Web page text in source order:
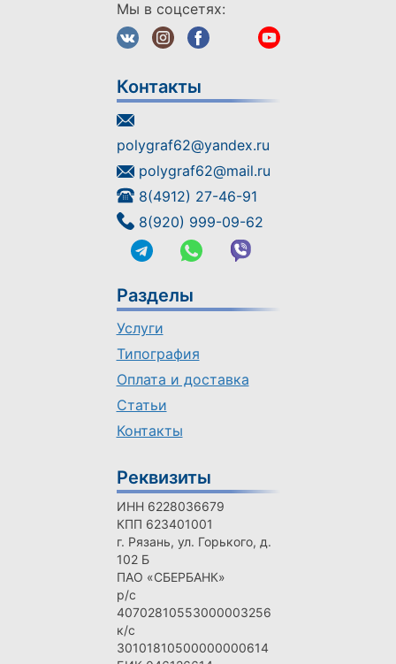
Мы в соцсетях:
Контакты
polygraf62@yandex.ru
polygraf62@mail.ru
8(4912) 27-46-91
8(920) 999-09-62
Разделы
Услуги
Типография
Оплата и доставка
Статьи
Контакты
Реквизиты
ИНН 6228036679
КПП 623401001
г. Рязань, ул. Горького, д.
102 Б
ПАО «СБЕРБАНК»
р/с
40702810553000003256
к/с
30101810500000000614